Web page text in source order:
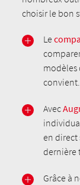
choisir le bon
Le
modèles
convient.
Avec
en direct
dernière
Grâce à